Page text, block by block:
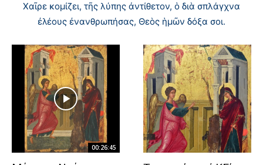
Χαῖρε κομίζει, τῆς λύπης ἀντίθετον, ὁ διὰ σπλάγχνα
ἐλέους ἐνανθρωπήσας, Θεὸς ἡμῶν δόξα σοι.
00:26:45